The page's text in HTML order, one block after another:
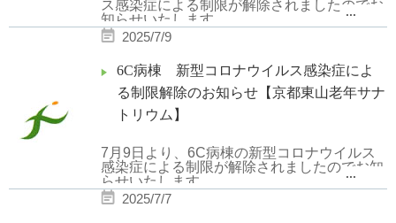
ス感染症による制限が解除されましたのでお
知らせいたします。
...
2025/7/9
6C病棟 新型コロナウイルス感染症によ
る制限解除のお知らせ【京都東山老年サナ
トリウム】
7月9日より、6C病棟の新型コロナウイルス
感染症による制限が解除されましたのでお知
らせいたします。
...
2025/7/7